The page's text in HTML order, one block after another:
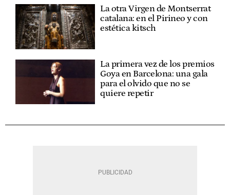
La otra Virgen de Montserrat
catalana: en el Pirineo y con
estética kitsch
La primera vez de los premios
Goya en Barcelona: una gala
para el olvido que no se
quiere repetir